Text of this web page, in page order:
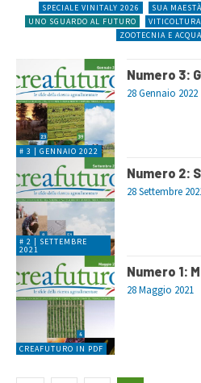
SPECIALE VINITALY 2026
SUA
UNO SGUARDO AL FUTURO
ZOOTECNIA E
# 3 | GENNAIO 2022
Numero 3:
28 Gennaio 2022
# 2 | SETTEMBRE
2021
Numero 2:
28 Settembre
CREAFUTURO IN PDF
Numero 1:
28 Maggio 2021